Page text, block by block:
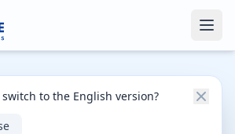
to the English version?
404